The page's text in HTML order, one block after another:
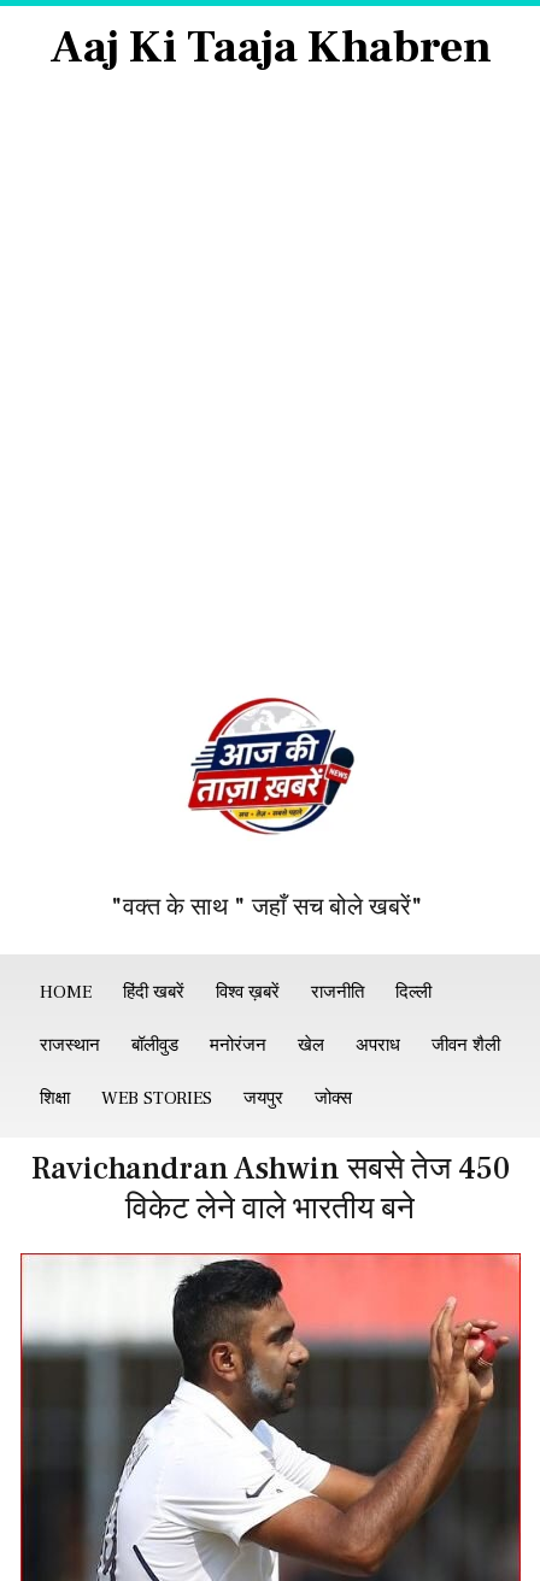
Aaj Ki Taaja Khabren
"वक्त के साथ " जहाँ सच बोले खबरें"
HOME हिंदी खबरें विश्व ख़बरें राजनीति दिल्ली
राजस्थान बॉलीवुड मनोरंजन खेल अपराध जीवन शैली
शिक्षा WEB STORIES जयपुर जोक्स
Ravichandran Ashwin सबसे तेज 450
विकेट लेने वाले भारतीय बने